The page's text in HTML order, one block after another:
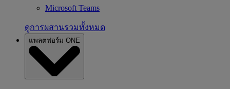
Microsoft Teams
ดูการผสานรวมทั้งหมด
แพลตฟอร์ม ONE